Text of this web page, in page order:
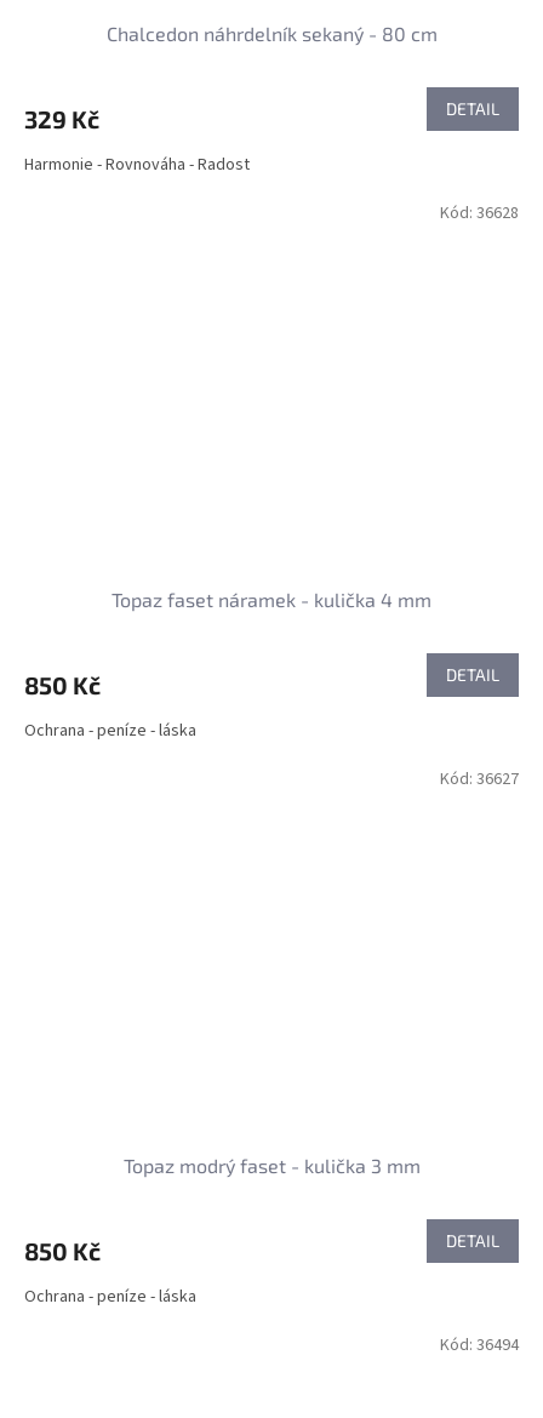
Chalcedon náhrdelník sekaný - 80 cm
329 Kč DETAIL
Harmonie - Rovnováha - Radost
Topaz faset náramek - kulička 4 mm
850 Kč DETAIL
Ochrana - peníze - láska
Kód: 36628
Topaz modrý faset - kulička 3 mm
850 Kč DETAIL
Ochrana - peníze - láska
Kód: 36627
Kód: 36494